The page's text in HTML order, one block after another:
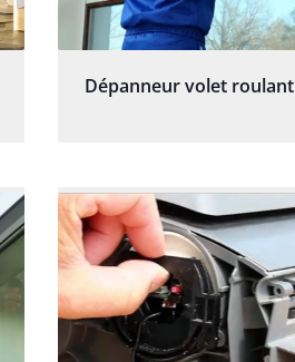
Dépanneur volet roulant